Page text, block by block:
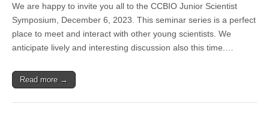
We are happy to invite you all to the CCBIO Junior Scientist
Symposium, December 6, 2023. This seminar series is a perfect
place to meet and interact with other young scientists. We
anticipate lively and interesting discussion also this time.…
Read more →